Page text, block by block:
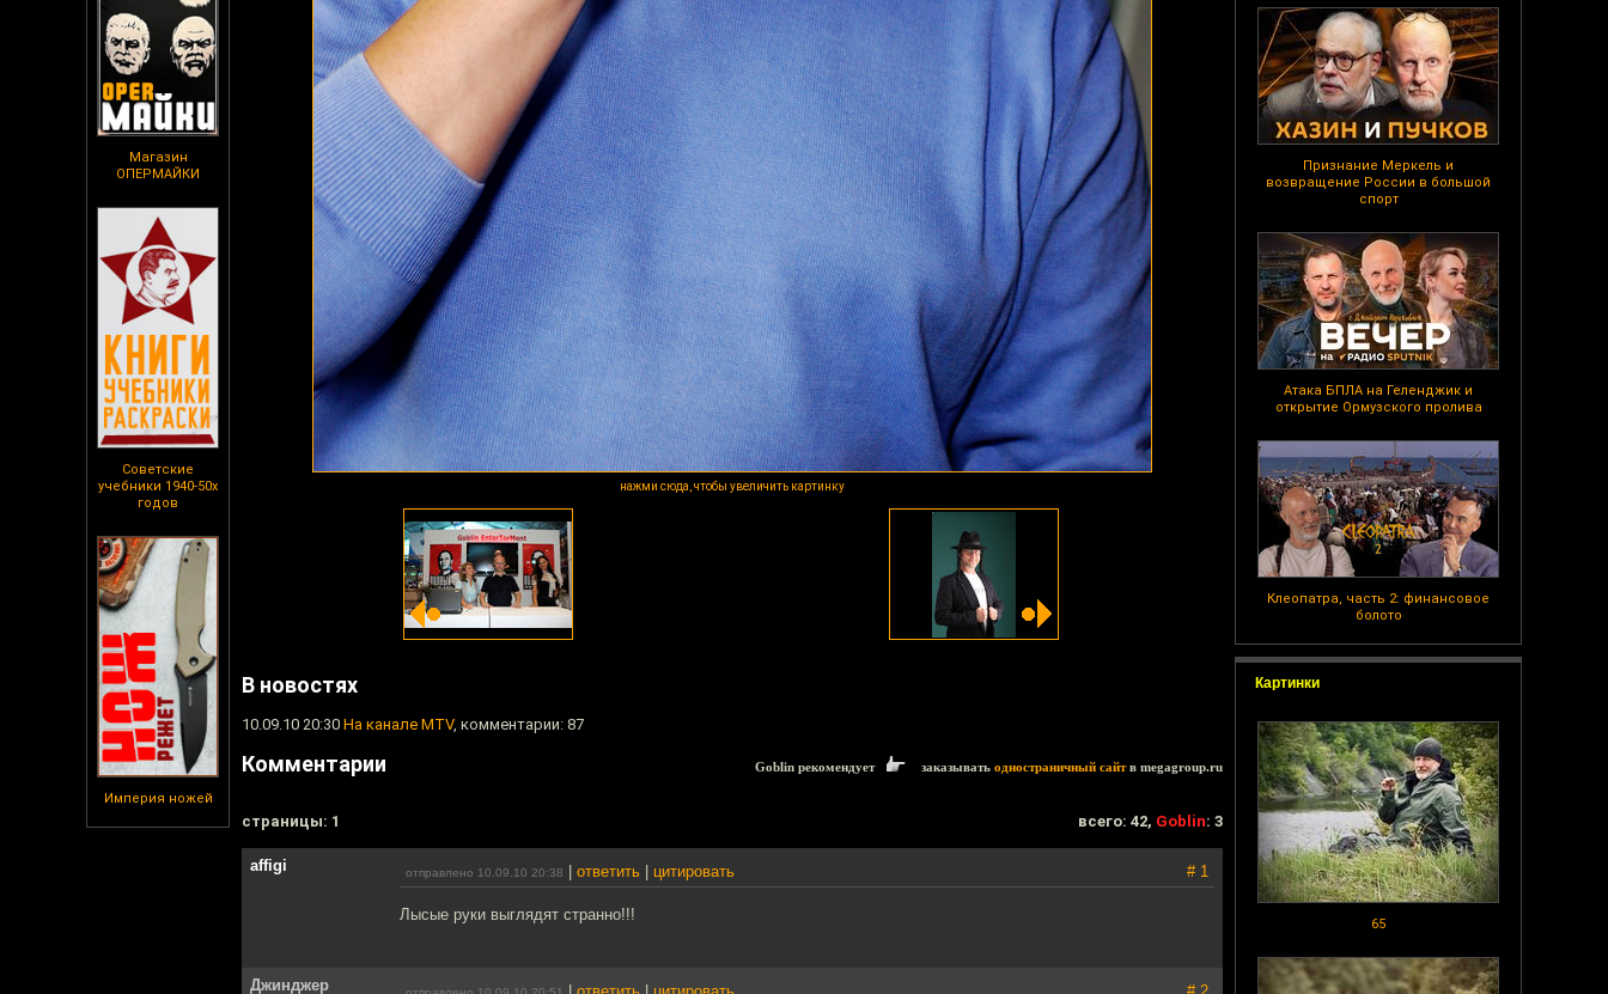
Магазин
ОПЕРМАЙКИ
Советские
учебники 1940-50х
годов
Империя ножей
Признание Меркель и
возвращение России в большой
спорт
Атака БПЛА на Геленджик и
открытие Ормузского пролива
Клеопатра, часть 2: финансовое
болото
Картинки
65
нажми сюда, чтобы увеличить картинку
В новостях
10.09.10 20:30 На канале MTV, комментарии: 87
Комментарии Goblin рекомендует заказывать одностраничный сайтв megagroup.ru
cтраницы: 1 всего: 42, Goblin: 3
affigi отправлено 10.09.10 20:38 ответить цитировать # 1
Лысые руки выглядят странно!!!
Джинджер